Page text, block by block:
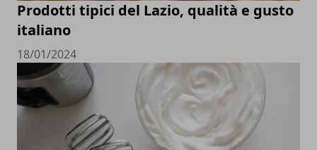
Prodotti tipici del Lazio, qualità e gusto
italiano
18/01/2024